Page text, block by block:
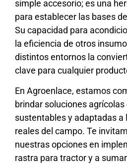
simple accesorio; es una
para establecer las bases
Su capacidad para
la eficiencia de otros
distintos entornos la
clave para cualquier
En Agroenlace, estamos
brindar soluciones
sustentables y adaptadas a
reales del campo. Te
nuestras opciones en
rastra para tractor y a